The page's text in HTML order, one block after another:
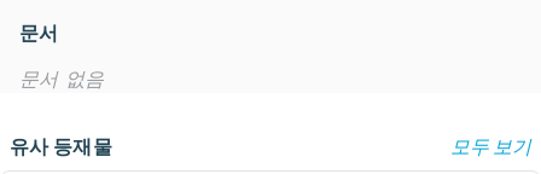
문서
문서 없음
유사 등재물 모두 보기